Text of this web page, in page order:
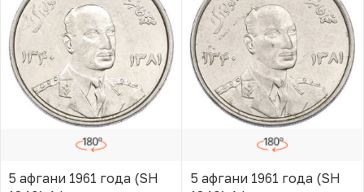
5 афгани 1961 года (SH
5 афгани 1961 года (SH